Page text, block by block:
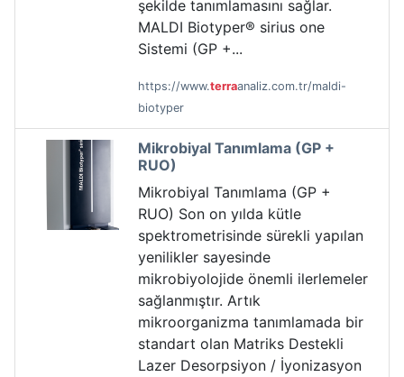
şekilde tanımlamasını sağlar.
MALDI Biotyper® sirius one
Sistemi (GP +...
https://www.terraanaliz.com.tr/maldi-
biotyper
Mikrobiyal Tanımlama (GP +
RUO)
Mikrobiyal Tanımlama (GP +
RUO) Son on yılda kütle
spektrometrisinde sürekli yapılan
yenilikler sayesinde
mikrobiyolojide önemli ilerlemeler
sağlanmıştır. Artık
mikroorganizma tanımlamada bir
standart olan Matriks Destekli
Lazer Desorpsiyon / İyonizasyon